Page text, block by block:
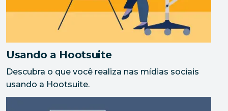
Usando a Hootsuite
Descubra o que você realiza nas mídias sociais
usando a Hootsuite.